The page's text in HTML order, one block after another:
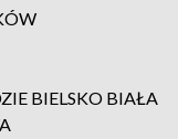
BIELSKO BIAŁA